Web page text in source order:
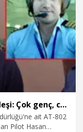
Şehit Pilot Hasan Bahar'ın kardeşi: Çok genç, cesur, fedakardı
ait AT-802
Pilot Hasan